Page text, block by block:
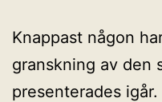
Knappast någon
granskning av den
presenterades